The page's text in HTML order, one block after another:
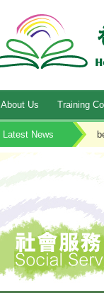
About Us Training
Latest News